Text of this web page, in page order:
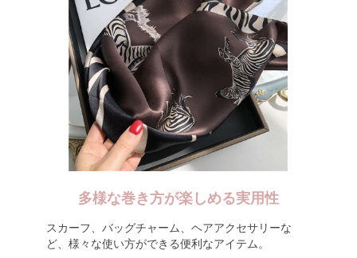
多様な巻き方が楽しめる実用性
スカーフ、バッグチャーム、ヘアアクセサリーな
ど、様々な使い方ができる便利なアイテム。